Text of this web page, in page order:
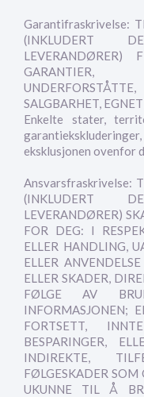
Garantifraskrivelse:
(INKLUDERT
LEVERANDØRER)
GARANTIER,
SALGBARHET,
Enkelte stater,
eksklusjonen ovenfor
Ansvarsfraskrivelse:
(INKLUDERT
LEVERANDØRER)
FOR DEG: I
ELLER HANDLING,
ELLER
ELLER SKADER,
FØLGE AV
INFORMASJONEN;
FORTSETT,
BESPARINGER,
INDIREKTE,
FØLGESKADER SOM
UKUNNE TIL Å